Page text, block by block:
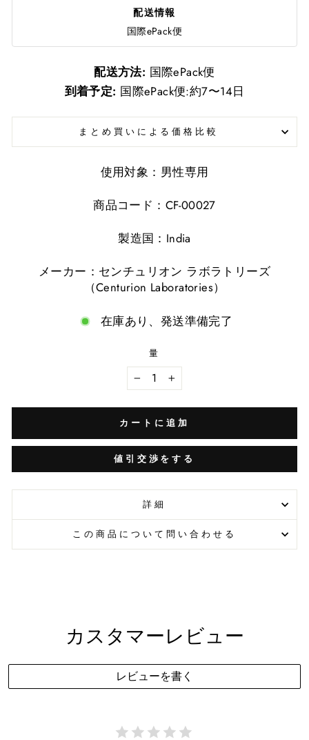
配送情報
国際ePack便
配送方法: 国際ePack便
到着予定: 国際ePack便:約7〜14日
まとめ買いによる価格比較
使用対象：男性専用
商品コード：CF-00027
製造国：India
メーカー：センチュリオン ラボラトリーズ
（Centurion Laboratories）
在庫あり、発送準備完了
量
− +
カートに追加
値引交渉をする
詳細
この商品について問い合わせる
カスタマーレビュー
レビューを書く